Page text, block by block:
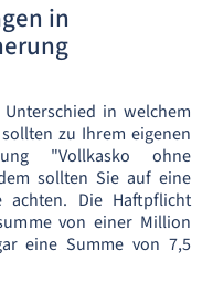
in
in welchem
zu Ihrem eigenen
"Vollkasko ohne
sollten Sie auf eine
achten. Die Haftpflicht
von einer Million
eine Summe von 7,5